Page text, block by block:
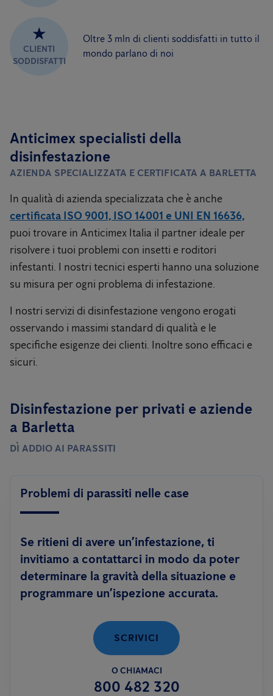
★
CLIENTI
SODDISFATTI
Oltre 3 mln di clienti soddisfatti in tutto il
mondo parlano di noi
Anticimex specialisti della
disinfestazione
AZIENDA SPECIALIZZATA E CERTIFICATA A BARLETTA
In qualità di azienda specializzata che è anche
certificata ISO 9001, ISO 14001 e UNI EN 16636,
puoi trovare in Anticimex Italia il partner ideale per
risolvere i tuoi problemi con insetti e roditori
infestanti. I nostri tecnici esperti hanno una soluzione
su misura per ogni problema di infestazione.
I nostri servizi di disinfestazione vengono erogati
osservando i massimi standard di qualità e le
specifiche esigenze dei clienti. Inoltre sono efficaci e
sicuri.
Disinfestazione per privati ​​e aziende
a Barletta
DÌ ADDIO AI PARASSITI
Problemi di parassiti nelle case
Se ritieni di avere un’infestazione, ti
invitiamo a contattarci in modo da poter
determinare la gravità della situazione e
programmare un’ispezione accurata.
SCRIVICI
O CHIAMACI
800 482 320